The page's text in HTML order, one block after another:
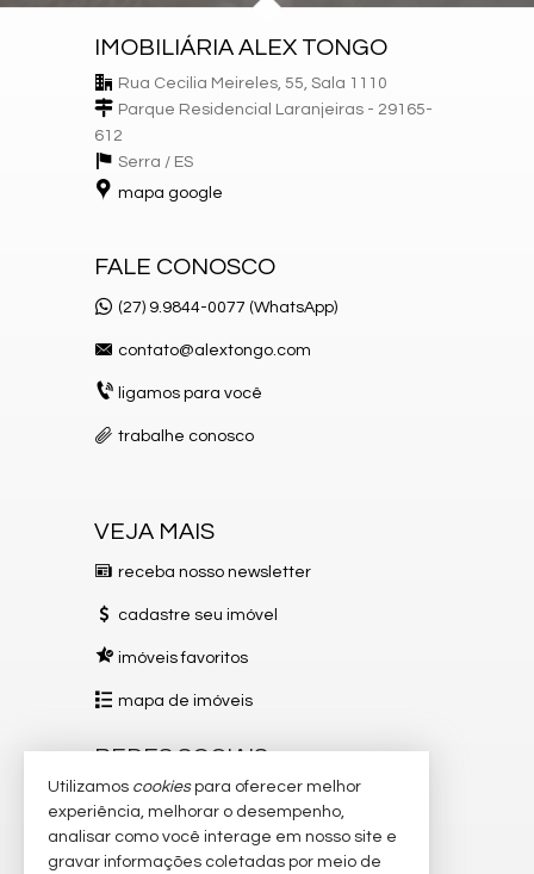
IMOBILIÁRIA ALEX TONGO
Rua Cecilia Meireles, 55, Sala 1110
Parque Residencial Laranjeiras - 29165-
612
Serra / ES
mapa google
FALE CONOSCO
(27) 9.9844-0077 (WhatsApp)
contato@alextongo.com
ligamos para você
trabalhe conosco
VEJA MAIS
receba nosso newsletter
cadastre seu imóvel
imóveis favoritos
mapa de imóveis
REDES SOCIAIS
Instagram
Facebook
Utilizamos cookiespara oferecer melhor
experiência, melhorar o desempenho,
analisar como você interage em nosso site e
gravar informações coletadas por meio de